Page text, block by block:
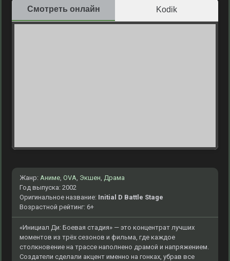
Смотреть онлайн Kodik
Жанр: Аниме, OVA, Экшен, Драма
Год выпуска: 2002
Оригинальное название: Initial D Battle Stage
Возрастной рейтинг: 6+
«Инициал Ди: Боевая стадия» — это концентрат лучших
моментов из трёх сезонов и фильма, где каждое
столкновение на трассе наполнено драмой и напряжением.
Создатели сделали акцент именно на гонках, убрав все